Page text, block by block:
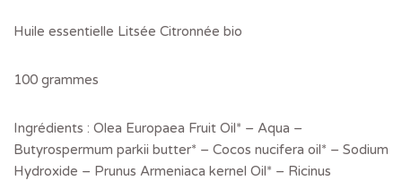
Huile essentielle Litsée Citronnée bio
100 grammes
Ingrédients : Olea Europaea Fruit Oil* – Aqua –
Butyrospermum parkii butter* – Cocos nucifera oil* – Sodium
Hydroxide – Prunus Armeniaca kernel Oil* – Ricinus